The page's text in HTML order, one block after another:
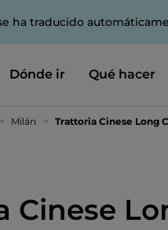
ha traducido
Dónde ir Qué hacer
Milán Trattoria Cinese Long
Cinese